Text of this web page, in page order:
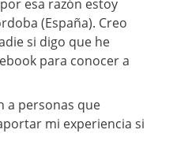
esa razón estoy
(España). Creo
si digo que he
para conocer a
a personas que
mi experiencia si